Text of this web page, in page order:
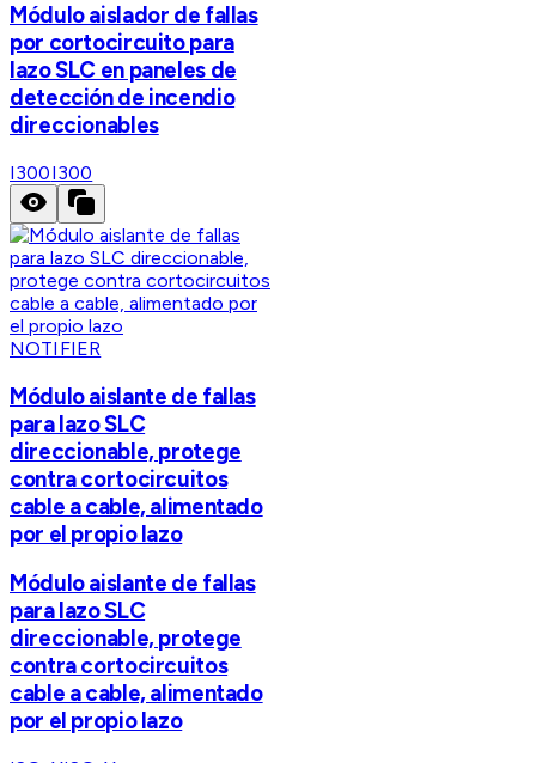
Módulo aislador de fallas
por cortocircuito para
lazo SLC en paneles de
detección de incendio
direccionables
I300I300
NOTIFIER
Módulo aislante de fallas
para lazo SLC
direccionable, protege
contra cortocircuitos
cable a cable, alimentado
por el propio lazo
Módulo aislante de fallas
para lazo SLC
direccionable, protege
contra cortocircuitos
cable a cable, alimentado
por el propio lazo